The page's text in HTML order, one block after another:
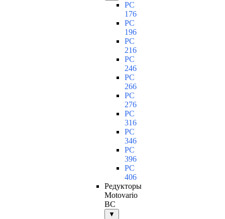
PC
176
PC
196
PC
216
PC
246
PC
266
PC
276
PC
316
PC
346
PC
396
PC
406
Редукторы
Motovario
BC
▼